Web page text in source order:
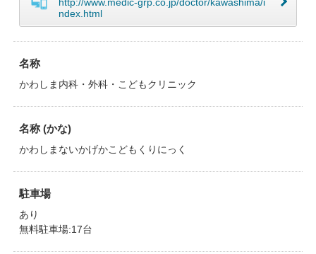
ndex.html
名称
かわしま内科・外科・こどもクリニック
名称 (かな)
かわしまないかげかこどもくりにっく
駐車場
あり
無料駐車場:17台